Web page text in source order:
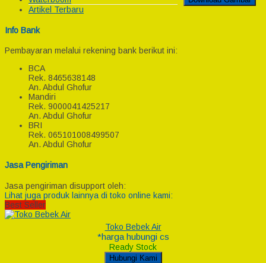
Artikel Terbaru
Info Bank
Pembayaran melalui rekening bank berikut ini:
BCA
Rek. 8465638148
An. Abdul Ghofur
Mandiri
Rek. 9000041425217
An. Abdul Ghofur
BRI
Rek. 065101008499507
An. Abdul Ghofur
Jasa Pengiriman
Jasa pengiriman disupport oleh:
Lihat juga produk lainnya di toko online kami:
Best Seller
Toko Bebek Air
*harga hubungi cs
Ready Stock
Hubungi Kami